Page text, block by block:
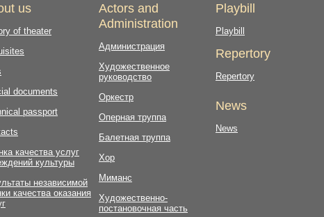
us
of theater
documents
passport
качества услуг
культуры
независимой
качества оказания
Actors and
Administration
Администрация
Художественное
руководство
Оркестр
Оперная труппа
Балетная труппа
Хор
Миманс
Художественно-
постановочная часть
Playbill
Playbill
Repertory
Repertory
News
News